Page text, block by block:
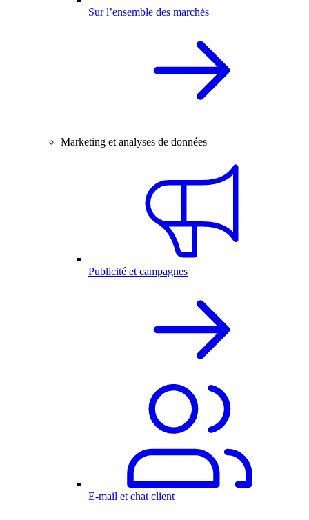
Sur l’ensemble des marchés
Marketing et analyses de données
Publicité et campagnes
E-mail et chat client